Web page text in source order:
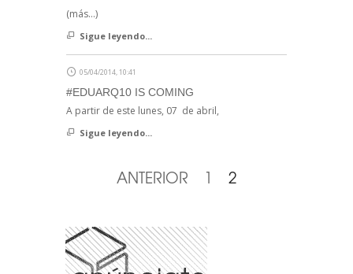
(más…)
Sigue leyendo...
05/04/2014, 10:41
#EDUARQ10 IS COMING
A partir de este lunes, 07 de abril,
Sigue leyendo...
ANTERIOR 1 2